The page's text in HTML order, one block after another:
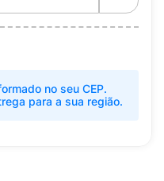
no seu CEP.
para a sua região.